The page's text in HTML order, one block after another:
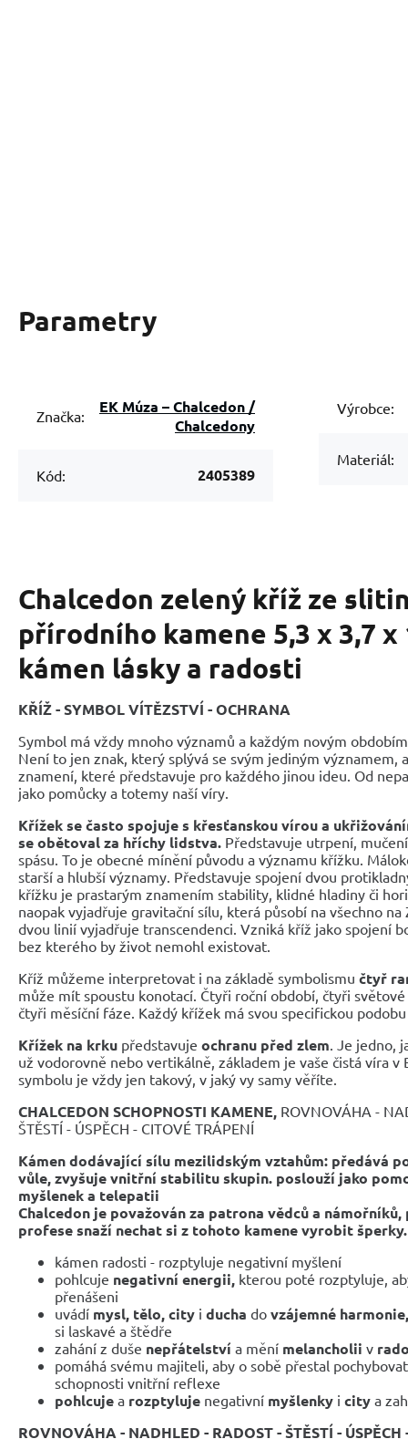
Parametry
Značka:
EK Múza – Chalcedon /
Chalcedony
Kód: 2405389
Výrobce:
Materiál:
Chalcedon zelený kříž ze
přírodního kamene 5,3 x 3,7 x
kámen lásky a radosti
KŘÍŽ - SYMBOL VÍTĚZSTVÍ - OCHRANA
Symbol má vždy mnoho významů a každým novým
Není to jen znak, který splývá se svým jediným významem,
znamení, které představuje pro každého jinou ideu. Od
jako pomůcky a totemy naší víry.
Křížek se často spojuje s křesťanskou vírou a
se obětoval za hříchy lidstva. Představuje utrpení,
spásu. To je obecné mínění původu a významu křížku.
starší a hlubší významy. Představuje spojení dvou
křížku je prastarým znamením stability, klidné hladiny či
naopak vyjadřuje gravitační sílu, která působí na všechno
dvou linií vyjadřuje transcendenci. Vzniká kříž jako spojení
bez kterého by život nemohl existovat.
Kříž můžeme interpretovat i na základě symbolismu čtyř
může mít spoustu konotací. Čtyři roční období, čtyři
čtyři měsíční fáze. Každý křížek má svou specifickou
Křížek na krku představuje ochranu před zlem . Je
už vodorovně nebo vertikálně, základem je vaše čistá víra v
symbolu je vždy jen takový, v jaký vy samy věříte.
CHALCEDON SCHOPNOSTI KAMENE, ROVNOVÁHA -
ŠTĚSTÍ - ÚSPĚCH - CITOVÉ TRÁPENÍ
Kámendodávající sílu mezilidským vztahům: předává
vůle, zvyšuje vnitřní stabilitu skupin. poslouží jako
myšlenek a telepatii
Chalcedon je považován za patrona vědců a
profese snaží nechat si z tohoto kamene vyrobit šperky.
kámen radosti - rozptyluje negativní myšlení
pohlcuje negativní energii, kterou poté rozptyluje,
přenášeni
uvádí mysl, tělo, city i ducha do vzájemné harmonie,
si laskavé a štědře
zahání z duše nepřátelství a mění melancholii v
pomáhá svému majiteli, aby o sobě přestal
schopnosti vnitřní reflexe
pohlcuje a rozptyluje negativní myšlenky i city a
ROVNOVÁHA - NADHLED - RADOST - ŠTĚSTÍ -